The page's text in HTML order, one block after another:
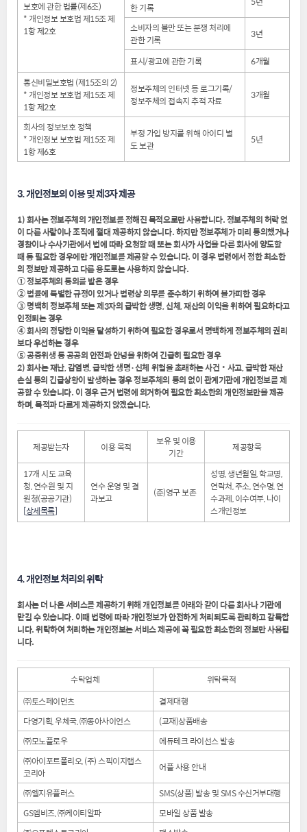
보호에 관한 법률(제6조)
* 개인정보 보호법 제15조 제
1항 제2호
한 기록
소비자의 불만 또는 분쟁 처리에
관한 기록
3년
표시/광고에 관한 기록
6개월
통신비밀보호법 (제15조의 2)
* 개인정보 보호법 제15조 제
1항 제2호
정보주체의 인터넷 등 로그기록/
정보주체의 접속지 추적 자료
3개월
회사의 정보보호 정책
* 개인정보 보호법 제15조 제
1항 제6호
부정 가입 방지를 위해 아이디 별
도 보관
5년
3. 개인정보의 이용 및 제3자 제공
1) 회사는 정보주체의 개인정보를 정해진 목적으로만 사용합니다. 정보주체의 허락 없
이 다른 사람이나 조직에 절대 제공하지 않습니다. 하지만 정보주체가 미리 동의했거나
경찰이나 수사기관에서 법에 따라 요청할 때 또는 회사가 사업을 다른 회사에 양도할
때 등 필요한 경우에만 개인정보를 제공할 수 있습니다. 이 경우 법령에서 정한 최소한
의 정보만 제공하고 다른 용도로는 사용하지 않습니다.
① 정보주체의 동의를 받은 경우
② 법률에 특별한 규정이 있거나 법령상 의무를 준수하기 위하여 불가피한 경우
③ 명백히 정보주체 또는 제3자의 급박한 생명, 신체, 재산의 이익을 위하여 필요하다고
인정되는 경우
④ 회사의 정당한 이익을 달성하기 위하여 필요한 경우로서 명백하게 정보주체의 권리
보다 우선하는 경우
⑤ 공중위생 등 공공의 안전과 안녕을 위하여 긴급히 필요한 경우
2) 회사는 재난, 감염병, 급박한 생명·신체 위험을 초래하는 사건‧사고, 급박한 재산
손실 등의 긴급상황이 발생하는 경우 정보주체의 동의 없이 관계기관에 개인정보를 제
공할 수 있습니다. 이 경우 근거 법령에 의거하여 필요한 최소한의 개인정보만을 제공
하며, 목적과 다르게 제공하지 않겠습니다.
제공받는자 이용 목적
보유 및 이용
기간
제공항목
17개 시도 교육
청, 연수원 및 지
원청(공공기관)
[상세목록]
연수 운영 및 결
과보고
(준)영구 보존
성명, 생년월일, 학교명,
연락처, 주소, 연수명, 연
수과제, 이수여부, 나이
스개인정보
4. 개인정보 처리의 위탁
회사는 더 나은 서비스를 제공하기 위해 개인정보를 아래와 같이 다른 회사나 기관에
맡길 수 있습니다. 이때 법령에 따라 개인정보가 안전하게 처리되도록 관리하고 감독합
니다. 위탁하여 처리하는 개인정보는 서비스 제공에 꼭 필요한 최소한의 정보만 사용됩
니다.
수탁업체
위탁목적
㈜토스페이먼츠
결제대행
다영기획, 우체국, ㈜동아사이언스
(교재)상품배송
㈜모노플로우
에듀테크 라이선스 발송
㈜아이포트폴리오, (주) 스픽이지랩스
코리아
어플 사용 안내
㈜엘지유플러스
SMS(상품) 발송 및 SMS 수신거부대행
GS엠비즈, ㈜케이티알파
모바일 상품 발송